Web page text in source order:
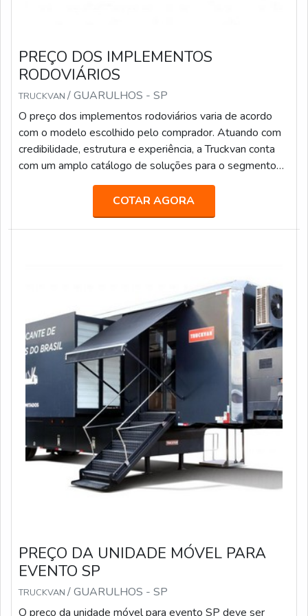
PREÇO DOS IMPLEMENTOS
RODOVIÁRIOS
TRUCKVAN / GUARULHOS - SP
O preço dos implementos rodoviários varia de acordo
com o modelo escolhido pelo comprador. Atuando com
credibilidade, estrutura e experiência, a Truckvan conta
com um amplo catálogo de soluções para o segmento
de transporte de pesados, tais como: Transporte de
valores; Semirreboque, bitrem e rodotrem sider; Piso
móvel; Linha Graneleira; Inloader; Furgão; Carroceria para
transporte de bebidas; Carga seca; Entre outros.Fundada
COTAR AGORA
PREÇO DA UNIDADE MÓVEL PARA
EVENTO SP
TRUCKVAN / GUARULHOS - SP
O preço da unidade móvel para evento SP deve ser